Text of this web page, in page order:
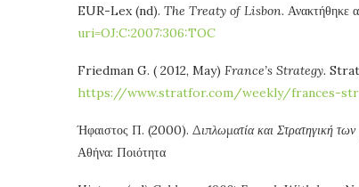
EUR-Lex (nd). The Treaty of Lisbon. Ανακτήθηκε
uri=OJ:C:2007:306:TOC
Friedman G. ( 2012, May) France’s Strategy.
https://www.stratfor.com/weekly/frances-
Ήφαιστος Π. (2000). Διπλωματία και Στρατηγική
Αθήνα: Ποιότητα